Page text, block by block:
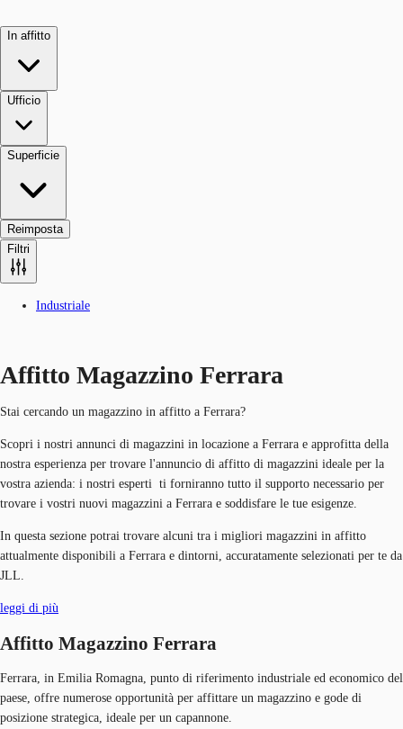
In affitto
Ufficio
Superficie
Reimposta
Filtri
Industriale
Affitto Magazzino Ferrara
Stai cercando un magazzino in affitto a Ferrara?
Scopri i nostri annunci di magazzini in locazione a Ferrara e approfitta della
nostra esperienza per trovare l'annuncio di affitto di magazzini ideale per la
vostra azienda: i nostri esperti ti forniranno tutto il supporto necessario per
trovare i vostri nuovi magazzini a Ferrara e soddisfare le tue esigenze.
In questa sezione potrai trovare alcuni tra i migliori magazzini in affitto
attualmente disponibili a Ferrara e dintorni, accuratamente selezionati per te da
JLL.
leggi di più
Affitto Magazzino Ferrara
Ferrara, in Emilia Romagna, punto di riferimento industriale ed economico del
paese, offre numerose opportunità per affittare un magazzino e gode di
posizione strategica, ideale per un capannone.